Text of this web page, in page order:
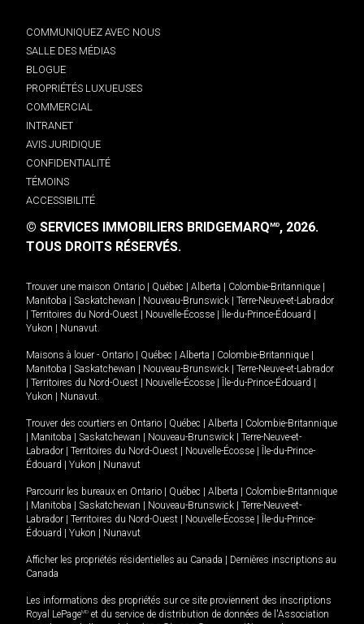
COMMUNIQUEZ AVEC NOUS
SALLE DES MÉDIAS
BLOGUE
PROPRIÉTÉS LUXUEUSES
COMMERCIAL
INTRANET
AVIS JURIDIQUE
CONFIDENTIALITÉ
TÉMOINS
ACCESSIBILITÉ
© SERVICES IMMOBILIERS BRIDGEMARQMD, 2026.
TOUS DROITS RÉSERVÉS.
Trouver une maison Ontario Québec Alberta Colombie-Britannique
Manitoba
Saskatchewan Nouveau-Brunswick
Terre-Neuve-et-Labrador
Territoires du Nord-Ouest Nouvelle-Écosse Île-du-Prince-Édouard
Yukon
Nunavut.
Maisons à louer - Ontario Québec Alberta Colombie-Britannique
Manitoba
Saskatchewan Nouveau-Brunswick
Terre-Neuve-et-Labrador
Territoires du Nord-Ouest Nouvelle-Écosse Île-du-Prince-Édouard
Yukon
Nunavut.
Trouver des courtiers en Ontario Québec Alberta
Colombie-Britannique
Manitoba Saskatchewan Nouveau-Brunswick
Terre-Neuve-et-
Labrador
Territoires du Nord-Ouest Nouvelle-Écosse
Île-du-Prince-
Édouard
Yukon Nunavut
Parcourir les bureaux en Ontario Québec Alberta
Colombie-Britannique
Manitoba Saskatchewan Nouveau-Brunswick
Terre-Neuve-et-
Labrador
Territoires du Nord-Ouest Nouvelle-Écosse
Île-du-Prince-
Édouard
Yukon Nunavut
Afficher les propriétés résidentielles au Canada
Dernières inscriptions au
Canada
Les informations des propriétés sur ce site proviennent des inscriptions
Royal LePageMD et du service de distribution de données de l'Association